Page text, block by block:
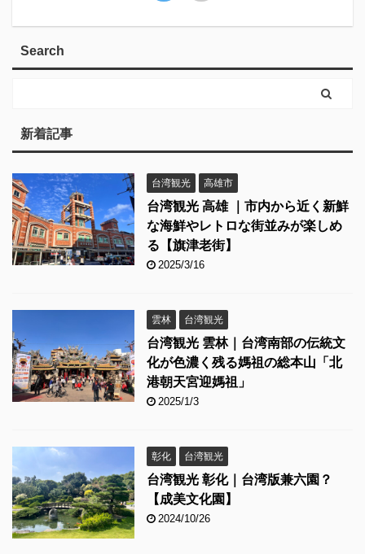
Search
新着記事
台湾観光 高雄市
台湾観光 高雄 ｜市内から近く新鮮
な海鮮やレトロな街並みが楽しめ
る【旗津老街】
2025/3/16
雲林 台湾観光
台湾観光 雲林｜台湾南部の伝統文
化が色濃く残る媽祖の総本山「北
港朝天宮迎媽祖」
2025/1/3
彰化 台湾観光
台湾観光 彰化｜台湾版兼六園？
【成美文化園】
2024/10/26